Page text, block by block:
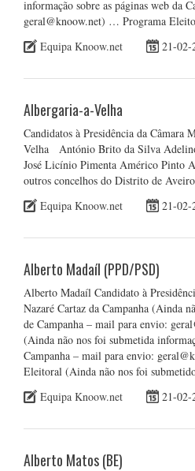
informação sobre as páginas web da
geral@knoow.net) … Programa
Equipa Knoow.net
21-02-
Albergaria-a-Velha
Candidatos à Presidência da Câmara
Velha António Brito da Silva
José Licínio Pimenta Américo Pinto
outros concelhos do Distrito de
Equipa Knoow.net
21-02-
Alberto Madaíl (PPD/PSD)
Alberto Madaíl Candidato à
Nazaré Cartaz da Campanha (Ainda
de Campanha – mail para envio:
(Ainda não nos foi submetida
Campanha – mail para envio:
Eleitoral (Ainda não nos foi
Equipa Knoow.net
21-02-
Alberto Matos (BE)